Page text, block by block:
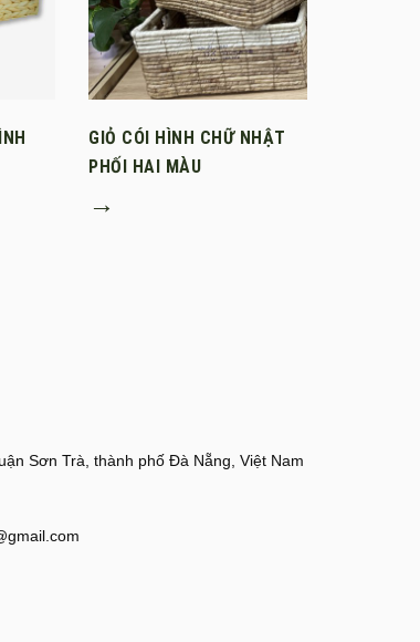
GIỎ CÓI HÌNH CHỮ NHẬT
PHỐI HAI MÀU
→
Sơn Trà, thành phố Đà Nẵng, Việt Nam